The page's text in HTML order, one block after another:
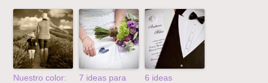
Nuestro color:
7 ideas para
6 ideas